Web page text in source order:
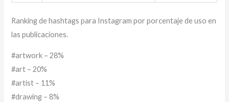
Ranking de hashtags para Instagram por porcentaje de uso en
las publicaciones.
#artwork – 28%
#art – 20%
#artist – 11%
#drawing – 8%